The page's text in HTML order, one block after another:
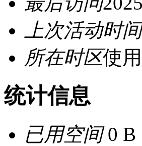
上次活动时间
所在时区使
统计信息
已用空间0 B